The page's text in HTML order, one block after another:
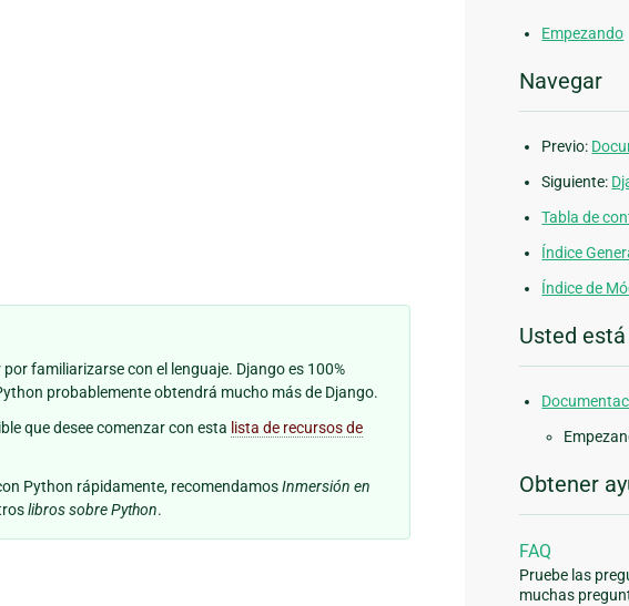
familiarizarse con el lenguaje. Django es 100%
probablemente obtendrá mucho más de Django.
que desee comenzar con esta lista de recursos de
Python rápidamente, recomendamosInmersión en
libros sobre Python.
Empezando
Navegar
Previo:
Siguiente:
Tabla de
Índice
Índice de
Usted
Obtener
FAQ
Pruebe las
muchas